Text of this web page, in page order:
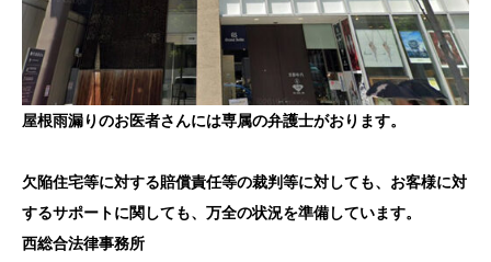
屋根雨漏りのお医者さんには専属の弁護士がおります。
欠陥住宅等に対する賠償責任等の裁判等に対しても、お客様に対
するサポートに関しても、万全の状況を準備しています。
西総合法律事務所